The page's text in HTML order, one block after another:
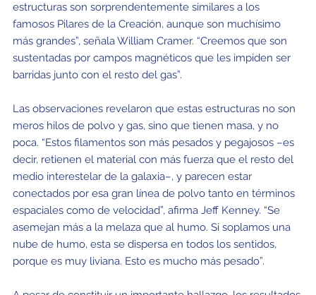
estructuras son sorprendentemente similares a los
famosos Pilares de la Creación, aunque son muchísimo
más grandes”, señala William Cramer. “Creemos que son
sustentadas por campos magnéticos que les impiden ser
barridas junto con el resto del gas”.
Las observaciones revelaron que estas estructuras no son
meros hilos de polvo y gas, sino que tienen masa, y no
poca. “Estos filamentos son más pesados y pegajosos –es
decir, retienen el material con más fuerza que el resto del
medio interestelar de la galaxia–, y parecen estar
conectados por esa gran línea de polvo tanto en términos
espaciales como de velocidad”, afirma Jeff Kenney. “Se
asemejan más a la melaza que al humo. Si soplamos una
nube de humo, esta se dispersa en todos los sentidos,
porque es muy liviana. Esto es mucho más pesado”.